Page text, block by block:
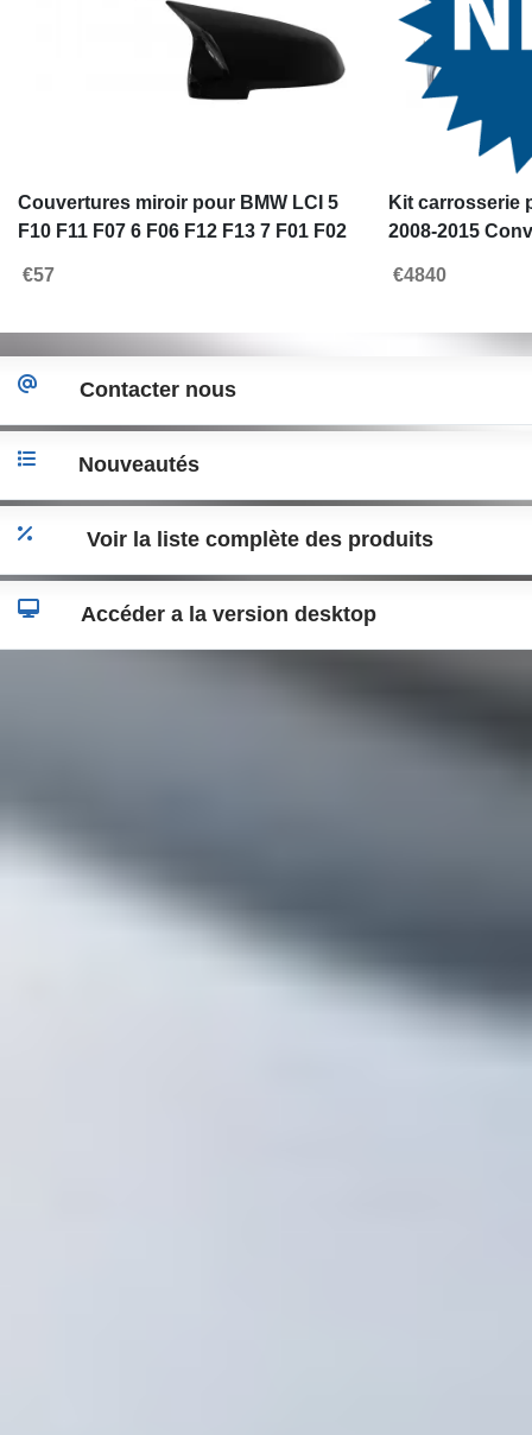
Couvertures miroir pour BMW LCI 5
F10 F11 F07 6 F06 F12 F13 7 F01 F02
€57
Kit carrosserie
2008-2015
€4840
Contacter nous
Nouveautés
Voir la liste complète des produits
Accéder a la version desktop